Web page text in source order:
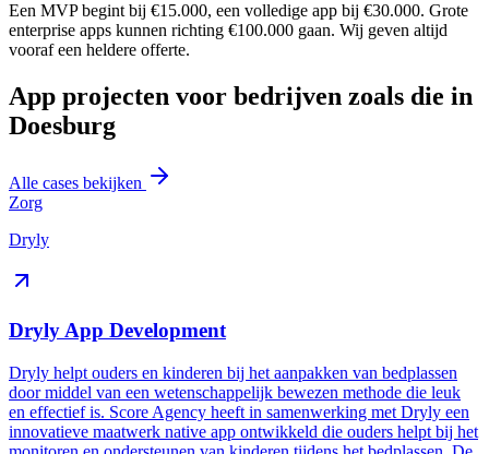
Een MVP begint bij €15.000, een volledige app bij €30.000. Grote
enterprise apps kunnen richting €100.000 gaan. Wij geven altijd
vooraf een heldere offerte.
App projecten voor bedrijven zoals die in
Doesburg
Alle cases bekijken
Zorg
Dryly
Dryly App Development
Dryly helpt ouders en kinderen bij het aanpakken van bedplassen
door middel van een wetenschappelijk bewezen methode die leuk
en effectief is. Score Agency heeft in samenwerking met Dryly een
innovatieve maatwerk native app ontwikkeld die ouders helpt bij het